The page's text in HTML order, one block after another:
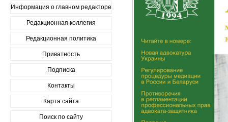
Информация о главном редакторе
Редакционная коллегия
Редакционная политика
Приватность
Подписка
Контакты
Карта сайта
Поиск по сайту